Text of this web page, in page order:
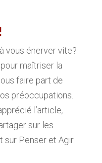
vous énerver vite?
maîtriser la
faire part de
préoccupations.
l’article,
sur les
sur Penser et Agir.